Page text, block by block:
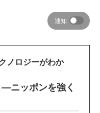
通知
ノロジーがわか
ニッポンを強く